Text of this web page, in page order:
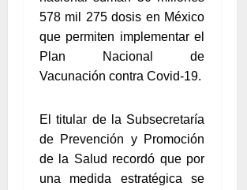
578 mil 275 dosis en México
que permiten implementar el
Plan Nacional de
Vacunación contra Covid-19.
El titular de la Subsecretaría
de Prevención y Promoción
de la Salud recordó que por
una medida estratégica se